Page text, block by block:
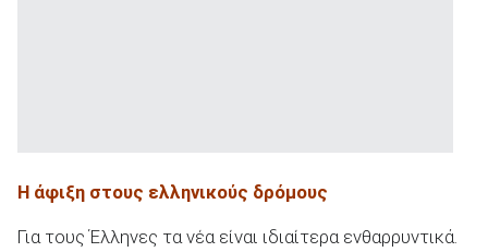
Η άφιξη στους ελληνικούς δρόμους
Για τους Έλληνες τα νέα είναι ιδιαίτερα ενθαρρυντικά.